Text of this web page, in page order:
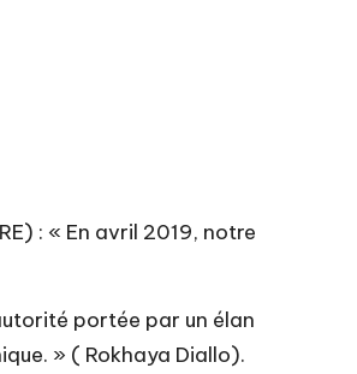
: « En avril 2019, notre
portée par un élan
» ( Rokhaya Diallo).